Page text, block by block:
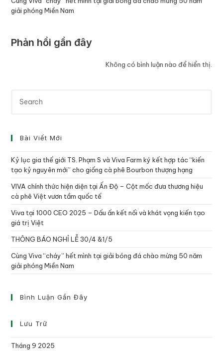
giải phóng Miền Nam
Phản hồi gần đây
Không có bình luận nào để hiển thị.
Bài Viết Mới
Kỷ lục gia thế giới TS. Phạm S và Viva Farm ký kết hợp tác “kiến
tạo kỷ nguyên mới” cho giống cà phê Bourbon thượng hạng
VIVA chính thức hiện diện tại Ấn Độ – Cột mốc đưa thương hiệu
cà phê Việt vươn tầm quốc tế
Viva tại 1000 CEO 2025 – Dấu ấn kết nối và khát vọng kiến tạo
giá trị Việt
THÔNG BÁO NGHỈ LỄ 30/4 &1/5
Cùng Viva “cháy” hết mình tại giải bóng đá chào mừng 50 năm
giải phóng Miền Nam
Bình Luận Gần Đây
Lưu Trữ
Tháng 9 2025